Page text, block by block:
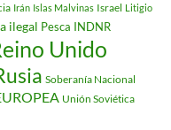
Irán Islas Malvinas Israel Litigio
ilegal Pesca INDNR
Unido
Soberanía Nacional
Unión Soviética